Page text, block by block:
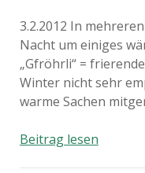
3.2.2012 In
Nacht um einiges
„Gfröhrli“ =
Winter nicht sehr
warme Sachen
Beitrag lesenLa